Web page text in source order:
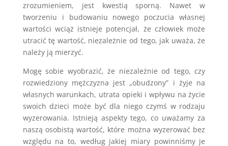
zrozumieniem, jest kwestią sporną. Nawet w
tworzeniu i budowaniu nowego poczucia własnej
wartości wciąż istnieje potencjał, że człowiek może
utracić tę wartość, niezależnie od tego, jak uważa, że
należy ją mierzyć.
Mogę sobie wyobrazić, że niezależnie od tego, czy
rozwiedziony mężczyzna jest „obudzony” i żyje na
własnych warunkach, utrata opieki i wpływu na życie
swoich dzieci może być dla niego czymś w rodzaju
wyzerowania. Istnieją aspekty tego, co uważamy za
naszą osobistą wartość, które można wyzerować bez
względu na to, według jakiej miary powinniśmy je